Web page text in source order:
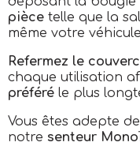
pièce telle que la
même votre
Refermez le
chaque utilisation
préféré le plus
Vous êtes adepte
notre senteur